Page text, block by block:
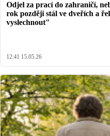
Odjel za prací do zahraničí,
rok později stál ve dveřích a
vyslechnout"
12:41 15.05.26